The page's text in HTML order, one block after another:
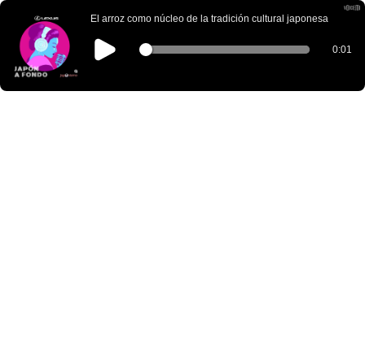
El arroz como núcleo de la tradición cultural japonesa
0:01